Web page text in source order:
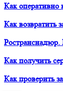
Как оперативно
Как возвратить
Как получить
Как проверить